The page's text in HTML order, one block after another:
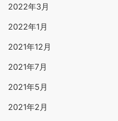
2022年3月
2022年1月
2021年12月
2021年7月
2021年5月
2021年2月